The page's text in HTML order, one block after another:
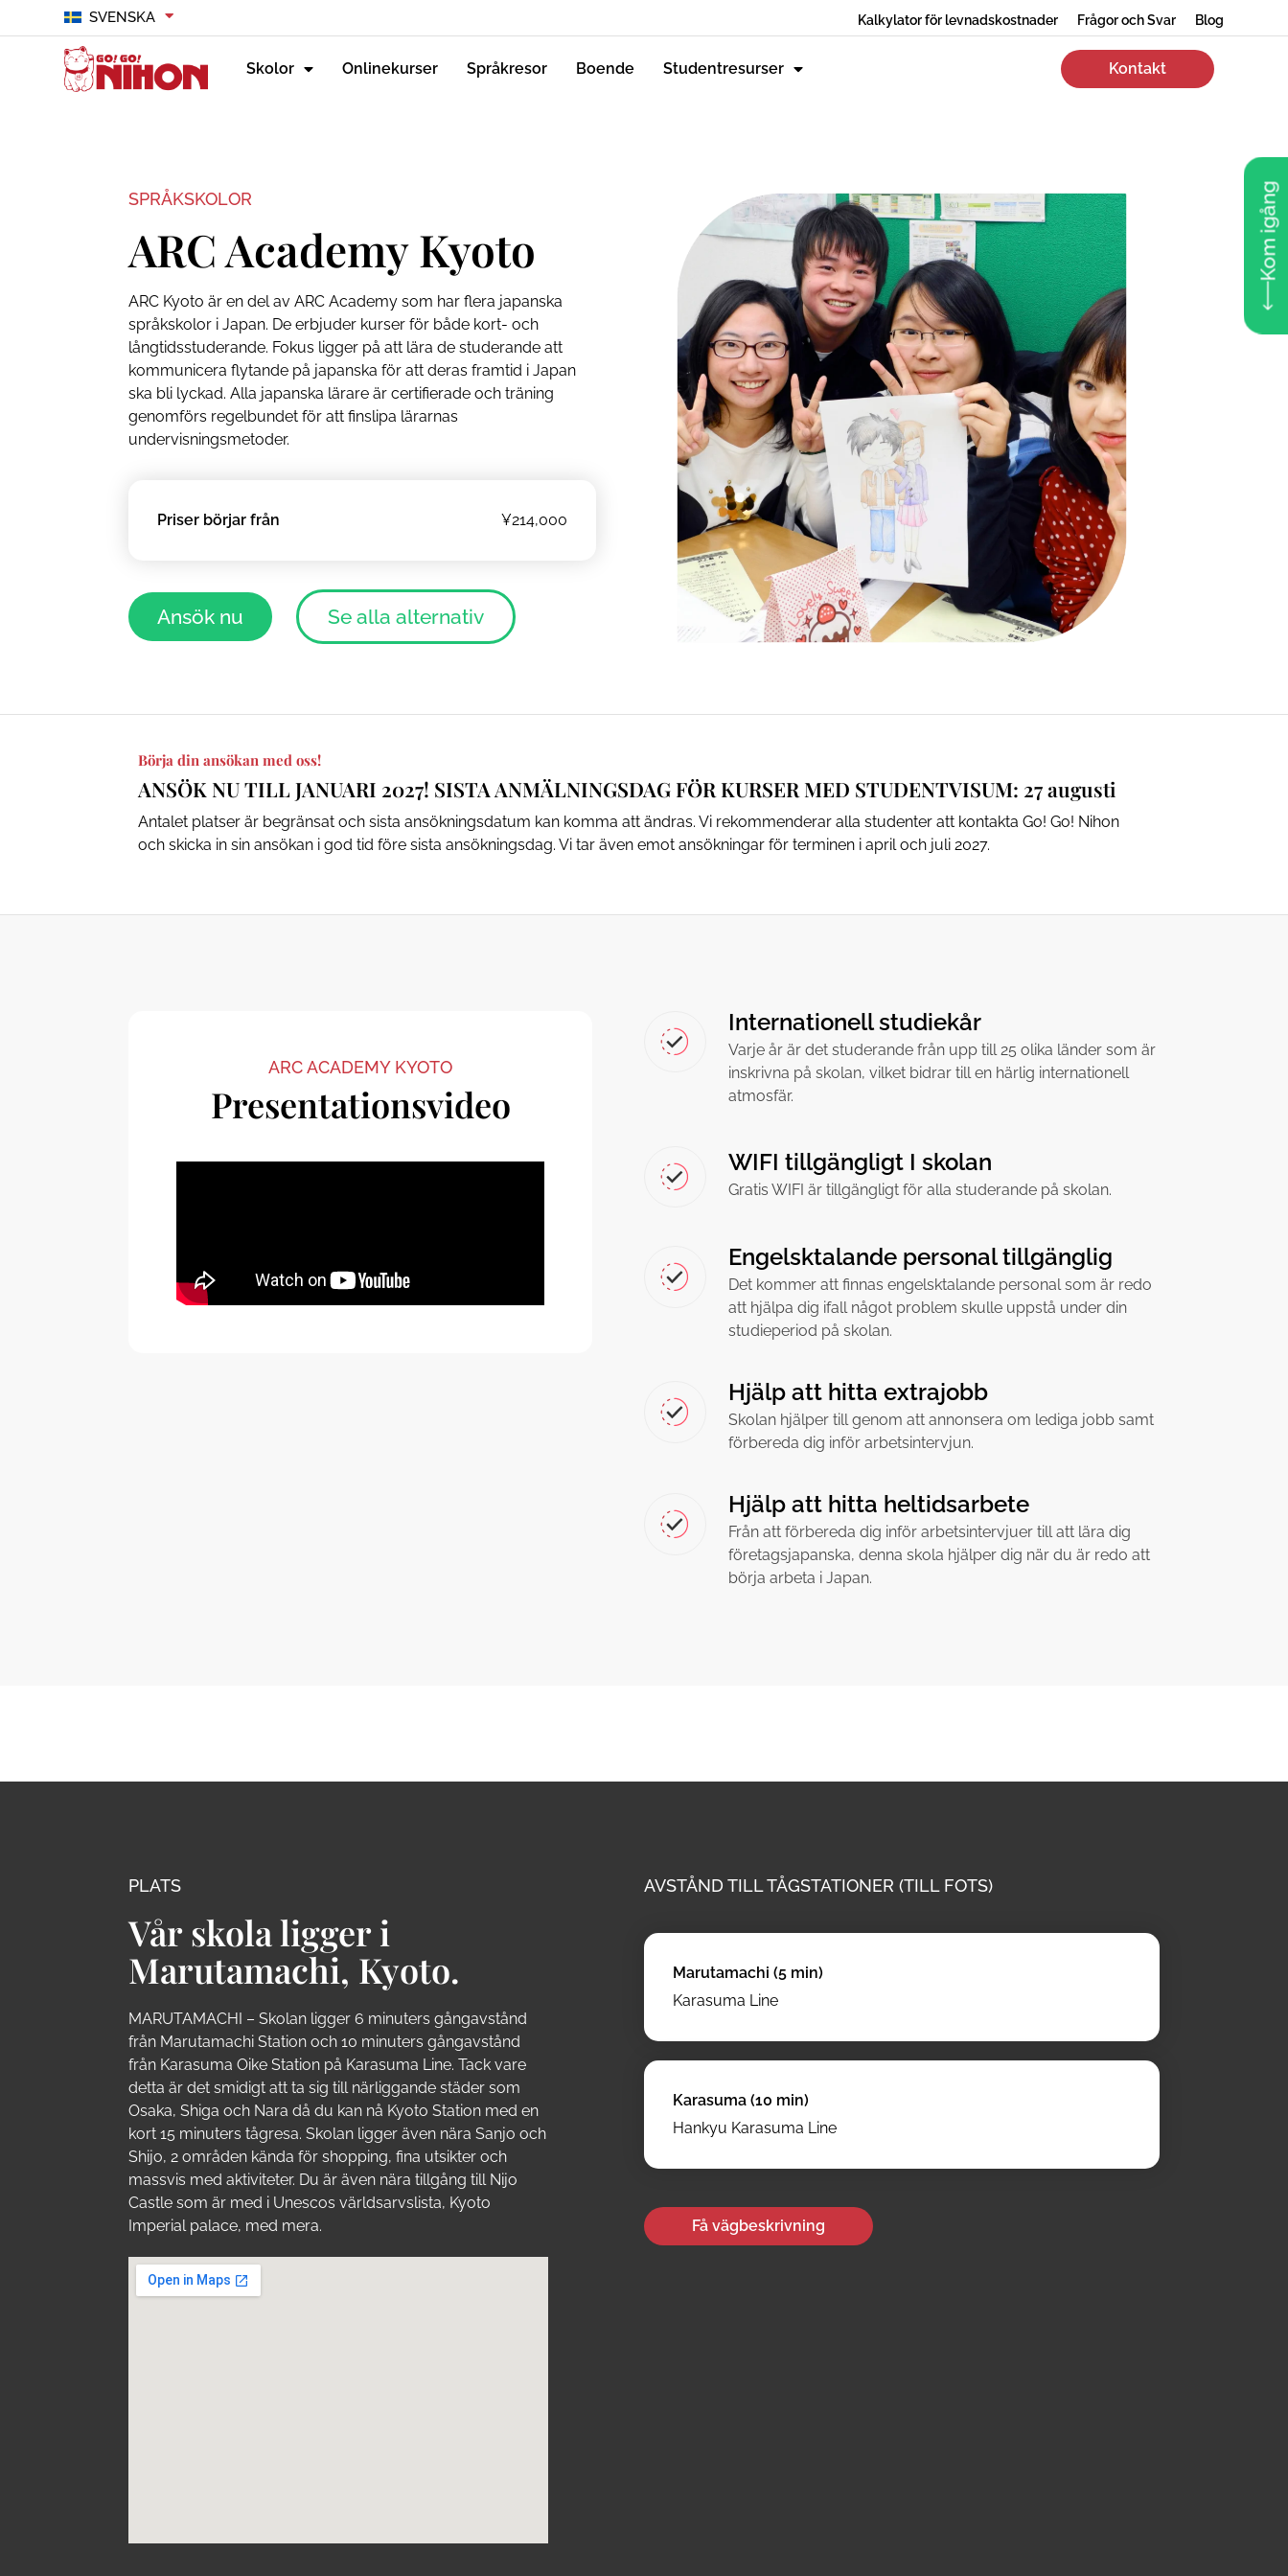
SVENSKA Kalkylator för levnadskostnader Frågor och Svar Blog
Skolor Onlinekurser Språkresor Boende Studentresurser Kontakt
Kom igång
SPRÅKSKOLOR
ARC Academy Kyoto
ARC Kyoto är en del av ARC Academy som har flera japanska
språkskolor i Japan. De erbjuder kurser för både kort- och
långtidsstuderande. Fokus ligger på att lära de studerande att
kommunicera flytande på japanska för att deras framtid i Japan
ska bli lyckad. Alla japanska lärare är certifierade och träning
genomförs regelbundet för att finslipa lärarnas
undervisningsmetoder.
Priser börjar från ¥214,000
Ansök nu Se alla alternativ
Börja din ansökan med oss!
ANSÖK NU TILL JANUARI 2027! SISTA ANMÄLNINGSDAG FÖR KURSER MED STUDENTVISUM: 27 augusti
Antalet platser är begränsat och sista ansökningsdatum kan komma att ändras. Vi rekommenderar alla studenter att kontakta Go! Go! Nihon
och skicka in sin ansökan i god tid före sista ansökningsdag. Vi tar även emot ansökningar för terminen i april och juli 2027.
ARC ACADEMY KYOTO
Presentationsvideo
Internationell studiekår
Varje år är det studerande från upp till 25 olika länder som är
inskrivna på skolan, vilket bidrar till en härlig internationell
atmosfär.
WIFI tillgängligt I skolan
Gratis WIFI är tillgängligt för alla studerande på skolan.
Engelsktalande personal tillgänglig
Det kommer att finnas engelsktalande personal som är redo
att hjälpa dig ifall något problem skulle uppstå under din
studieperiod på skolan.
Hjälp att hitta extrajobb
Skolan hjälper till genom att annonsera om lediga jobb samt
förbereda dig inför arbetsintervjun.
Hjälp att hitta heltidsarbete
Från att förbereda dig inför arbetsintervjuer till att lära dig
företagsjapanska, denna skola hjälper dig när du är redo att
börja arbeta i Japan.
PLATS
Vår skola ligger i
Marutamachi, Kyoto.
MARUTAMACHI – Skolan ligger 6 minuters gångavstånd
från Marutamachi Station och 10 minuters gångavstånd
från Karasuma Oike Station på Karasuma Line. Tack vare
detta är det smidigt att ta sig till närliggande städer som
Osaka, Shiga och Nara då du kan nå Kyoto Station med en
kort 15 minuters tågresa. Skolan ligger även nära Sanjo och
Shijo, 2 områden kända för shopping, fina utsikter och
massvis med aktiviteter. Du är även nära tillgång till Nijo
Castle som är med i Unescos världsarvslista, Kyoto
Imperial palace, med mera.
AVSTÅND TILL TÅGSTATIONER (TILL FOTS)
Marutamachi (5 min)
Karasuma Line
Karasuma (10 min)
Hankyu Karasuma Line
Få vägbeskrivning